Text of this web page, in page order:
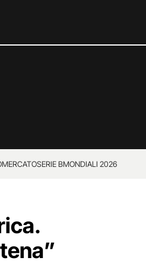
SERIE BMONDIALI 2026